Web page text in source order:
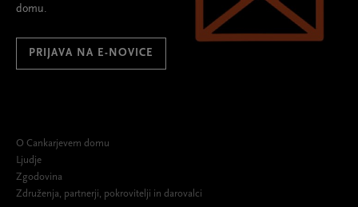
domu.
PRIJAVA NA E-NOVICE
O Cankarjevem domu
Ljudje
Zgodovina
Združenja, partnerji, pokrovitelji in darovalci